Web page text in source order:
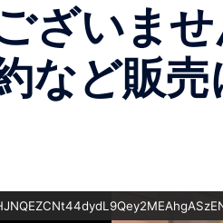
ざいま
など販